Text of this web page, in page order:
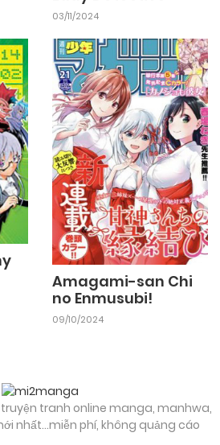
03/11/2024
Amagami-san Chi
no Enmusubi!
09/10/2024
tranh online manga, manhwa,
nhất...miễn phí, không quảng cáo